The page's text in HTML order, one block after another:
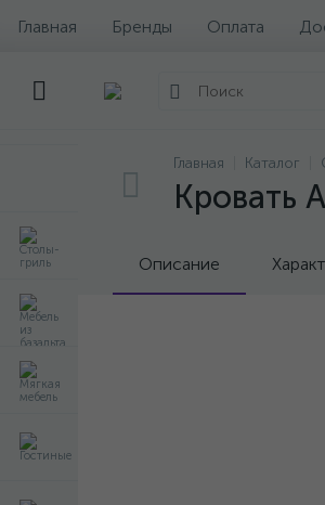
Главная Бренды Оплата
Главная Каталог
Кровать
Описание